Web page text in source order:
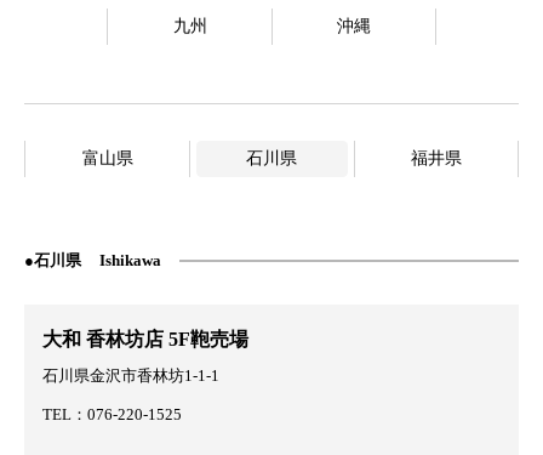
九州 沖縄
富山県 石川県 福井県
石川県 Ishikawa
大和 香林坊店 5F鞄売場
石川県金沢市香林坊1-1-1
TEL：076-220-1525